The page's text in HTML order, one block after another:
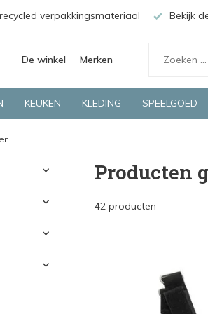
verpakkingsmateriaal Bekijk
De winkel Merken
KEUKEN KLEDING SPEELGOED
Producten
42 producten